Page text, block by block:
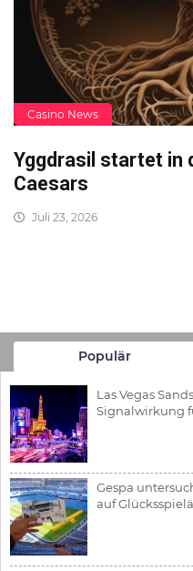
Casino News
Yggdrasil startet in
Caesars
Juli 23, 2026
Populär
Las Vegas
Signalwirkung
Gespa
auf